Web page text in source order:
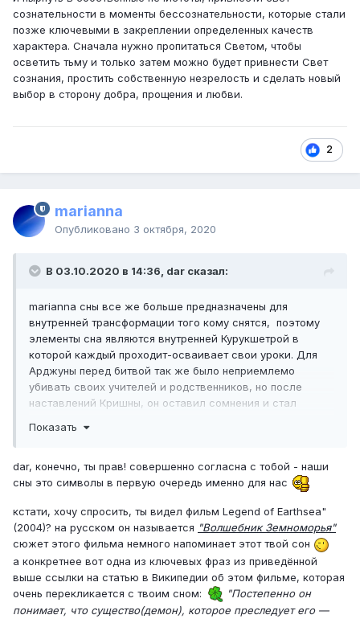
Задача - учиться видеть Бога в каждом человеке, но
при этом уметь противостоять внешним демоническим
проявлениям.
Вот такой чудесный подарок в день рождения Ширди
Бабы я получил. Сила Любви вновь удивила своей
сознательности в моменты бессознательности, которые стали
позже ключевыми в закреплении определенных качеств
характера. Сначала нужно пропитаться Светом, чтобы
осветить тьму и только затем можно будет привнести Свет
сознания, простить собственную незрелость и сделать новый
выбор в сторону добра, прощения и любви.
2
marianna
Опубликовано 3 октября, 2020
В 03.10.2020 в 14:36, dar сказал:
marianna сны все же больше предназначены для
внутренней трансформации того кому снятся, поэтому
элементы сна являются внутренней Курукшетрой в
которой каждый проходит-осваивает свои уроки. Для
Арджуны перед битвой так же было неприемлемо
убивать своих учителей и родственников, но после
наставлений Кришны, он оставил сомнения и стал
персонажи сна отражают мои внутренние аспекты:
их убийство демоном означает, что я не могу больше
проявляться через них. Дьявол олицетворяет то, что мне
противостоять. Я хочу от этого избавиться и когда вижу
эти проявления в "других" людях, пытаюсь избавиться от
них. Погружаясь в то что мне не нравиться, мне
становиться плохо и я пытаюсь найти выход в чистоте
"знания" -(монахе). Которое мне говорит найди причину
начала несчастья. Но знание без практического опыта
мертво. Придется отказаться от чистоты и нырнуть в
Показать
dar, конечно, ты прав! совершенно согласна с тобой - наши
сны это символы в первую очередь именно для нас
кстати, хочу спросить, ты видел фильм Legend of Earthsea"
(2004)? на русском он называется "Волшебник Земноморья"
сюжет этого фильма немного напоминает этот твой сон
а конкретнее вот одна из ключевых фраз из приведённой
выше ссылки на статью в Википедии об этом фильме, которая
очень перекликается с твоим сном:
"Постепенно он
понимает, что существо(демон), которое преследует его —